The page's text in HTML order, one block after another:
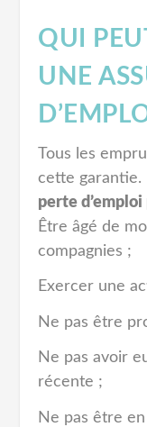
QUI
UNE
Tous les
cette
perte
Être âgé de
compagnies ;
Exercer une
Ne pas être
Ne pas avoir
récente ;
Ne pas être